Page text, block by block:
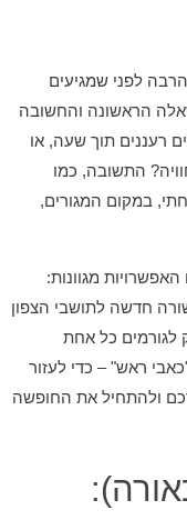
לפני שמגיעים
הראשונה והחשובה
רעננים תוך שעה, או
התשובה, כמו
במקום המגורים,
מגוונות:
חדשה לתושבי הצפון
לגורמים כל אחת
ראש" – כדי לעזור
ולהתחיל את החופשה